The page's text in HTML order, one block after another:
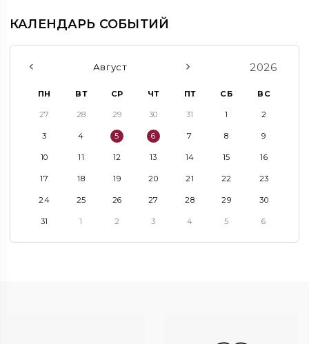
КАЛЕНДАРЬ СОБЫТИЙ
Август 2026
ПН ВТ СР ЧТ ПТ СБ ВС
27 28 29 30 31 1 2
3 4 5 6 7 8 9
10 11 12 13 14 15 16
17 18 19 20 21 22 23
24 25 26 27 28 29 30
31 1 2 3 4 5 6